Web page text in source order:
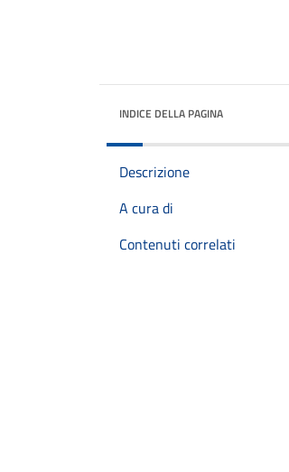
INDICE DELLA PAGINA
Descrizione
A cura di
Contenuti correlati